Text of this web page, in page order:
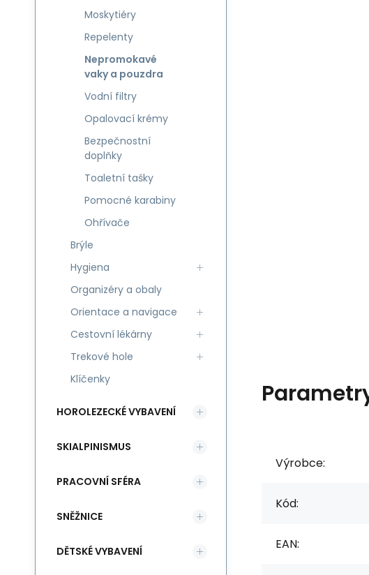
Výrobce:
Kód:
EAN:
Moskytiéry
Repelenty
Nepromokavé
vaky a pouzdra
Vodní filtry
Opalovací krémy
Bezpečnostní
doplňky
Toaletní tašky
Pomocné karabiny
Ohřívače
Brýle
Hygiena
Organizéry a obaly
Orientace a navigace
Cestovní lékárny
Trekové hole
Klíčenky
HOROLEZECKÉ VYBAVENÍ
SKIALPINISMUS
PRACOVNÍ SFÉRA
SNĚŽNICE
DĚTSKÉ VYBAVENÍ